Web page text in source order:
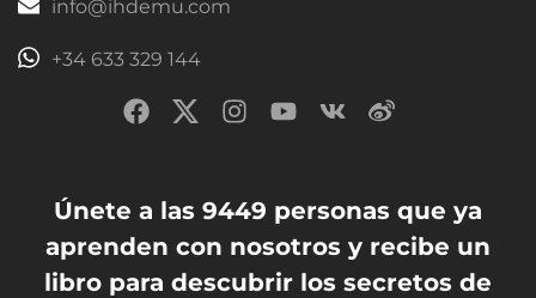
info@ihdemu.com
+34 633 329 144
Únete a las 9449 personas que ya
aprenden con nosotros y recibe un
libro para descubrir los secretos de